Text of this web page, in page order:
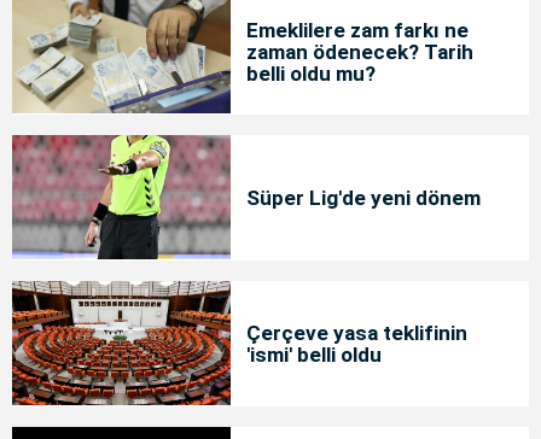
Emeklilere zam farkı ne
zaman ödenecek? Tarih
belli oldu mu?
Süper Lig'de yeni dönem
Çerçeve yasa teklifinin
'ismi' belli oldu